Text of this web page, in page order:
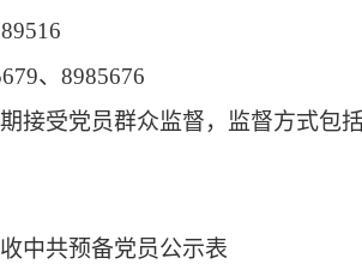
、8985676
接受党员群众监督，监督方式包
中共预备党员公示表